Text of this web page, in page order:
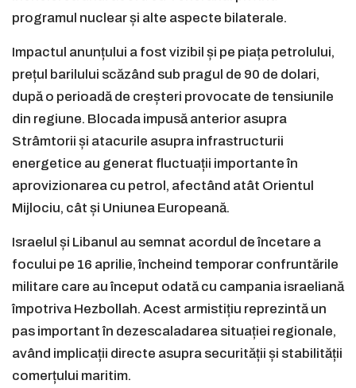
programul nuclear și alte aspecte bilaterale.
Impactul anunțului a fost vizibil și pe piața petrolului,
prețul barilului scăzând sub pragul de 90 de dolari,
după o perioadă de creșteri provocate de tensiunile
din regiune. Blocada impusă anterior asupra
Strâmtorii și atacurile asupra infrastructurii
energetice au generat fluctuații importante în
aprovizionarea cu petrol, afectând atât Orientul
Mijlociu, cât și Uniunea Europeană.
Israelul și Libanul au semnat acordul de încetare a
focului pe 16 aprilie, încheind temporar confruntările
militare care au început odată cu campania israeliană
împotriva Hezbollah. Acest armistițiu reprezintă un
pas important în dezescaladarea situației regionale,
având implicații directe asupra securității și stabilității
comerțului maritim.